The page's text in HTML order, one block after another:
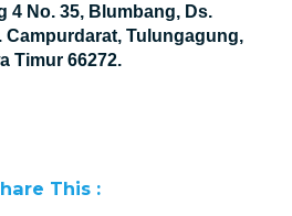
4 No. 35, Blumbang, Ds.
Campurdarat, Tulungagung,
Timur 66272.
This :